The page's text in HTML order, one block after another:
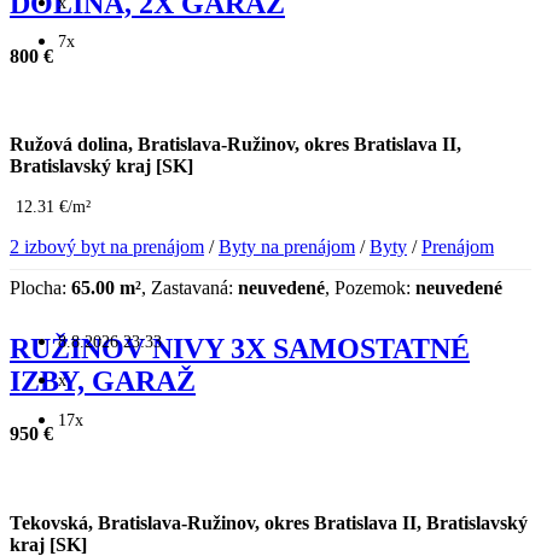
7x
800 €
Ružová dolina, Bratislava-Ružinov, okres Bratislava II,
Bratislavský kraj [SK]
12.31 €/m²
2 izbový byt na prenájom /Byty na prenájom /Byty /Prenájom
Plocha: 65.00 m², Zastavaná: neuvedené, Pozemok: neuvedené
8.8.2026 23:33
x
17x
RUŽINOV NIVY 3X SAMOSTATNÉ
IZBY, GARAŽ
950 €
Tekovská, Bratislava-Ružinov, okres Bratislava II, Bratislavský
kraj [SK]